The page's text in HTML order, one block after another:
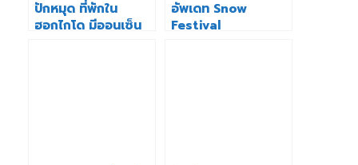
ปักหมุด ที่พักใน
ฮอกไกโด มีออนเซ็น
อัพเดท Snow
Festival